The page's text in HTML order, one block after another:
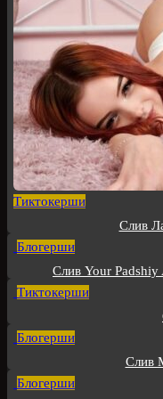
Тиктокерши
Слив
Блогерши
Слив Your Padshiy
Тиктокерши
Блогерши
Слив
Блогерши